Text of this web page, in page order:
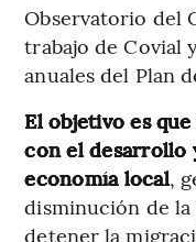
Observatorio del
trabajo de Covial
anuales del Plan
El objetivo es
con el desarrollo
economía local,
disminución de
detener la